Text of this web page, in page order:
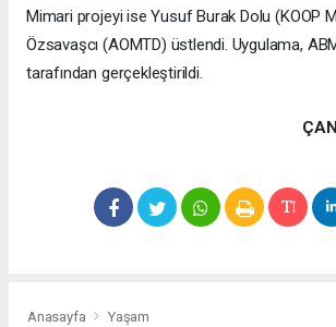
Mimari projeyi ise Yusuf Burak Dolu (KOOP
Özsavaşcı (AOMTD) üstlendi. Uygulama,
tarafından gerçekleştirildi.
Anasayfa Yaşam